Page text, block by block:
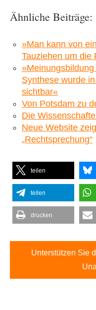
Ähnliche Beiträge:
»Man kann von
Tauziehen um die
Synthese wurde
sichtbar«
Von Potsdam zu
Die
Neue Website
„Rechtsprechung“
teilen
teilen
drucken
Unterstützen Sie